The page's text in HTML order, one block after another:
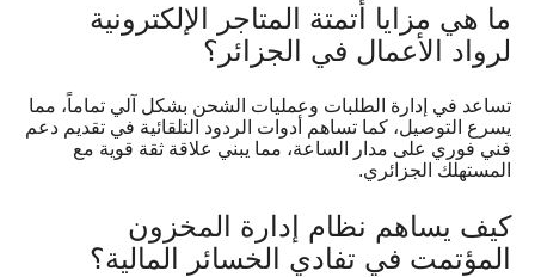
ما هي مزايا أتمتة المتاجر الإلكترونية
لرواد الأعمال في الجزائر؟
تساعد في إدارة الطلبات وعمليات الشحن بشكل آلي تماماً، مما
يسرع التوصيل، كما تساهم أدوات الردود التلقائية في تقديم دعم
فني فوري على مدار الساعة، مما يبني علاقة ثقة قوية مع
المستهلك الجزائري.
كيف يساهم نظام إدارة المخزون
المؤتمت في تفادي الخسائر المالية؟